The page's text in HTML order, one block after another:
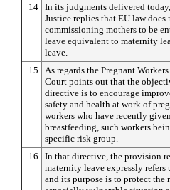
14 In its judgments delivered
Justice replies that EU law
commissioning mothers to be
leave equivalent to maternity
leave.
15
As regards the Pregnant
Court points out that the
directive is to encourage
safety and health at work of
workers who have recently
breastfeeding, such workers
specific risk group.
16
In that directive, the provision
maternity leave expressly refers
and its purpose is to protect the